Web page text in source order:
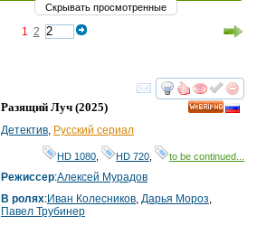
Скрывать просмотренные
1 2
смотреть
Разящий Луч (2025)
Детектив Русский сериал
HD 1080 HD 720 to be continued...
Режиссер:Алексей Мурадов
В ролях:Иван Колесников Дарья Мороз
Павел Трубинер